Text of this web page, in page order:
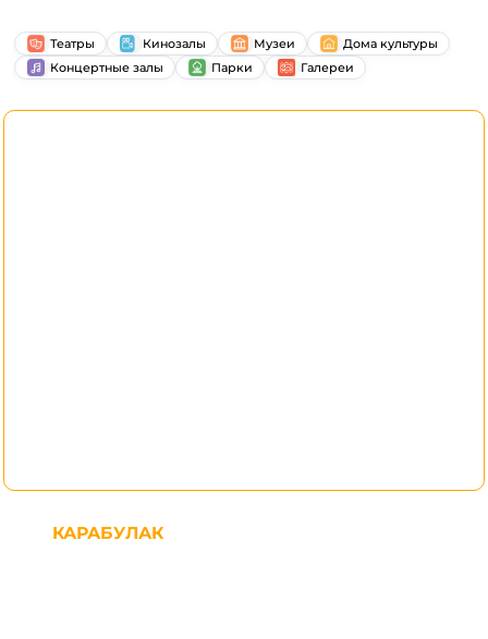
Театры Кинозалы Музеи
Дома культуры
Концертные залы
Парки Галереи
КАРАБУЛАК